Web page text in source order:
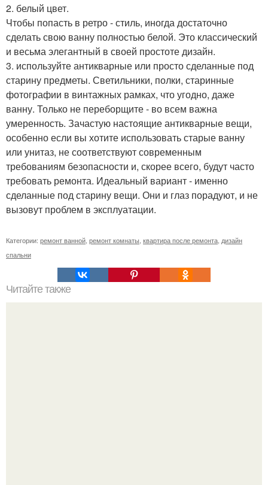
2. белый цвет.
Чтобы попасть в ретро - стиль, иногда достаточно
сделать свою ванну полностью белой. Это классический
и весьма элегантный в своей простоте дизайн.
3. используйте антикварные или просто сделанные под
старину предметы. Светильники, полки, старинные
фотографии в винтажных рамках, что угодно, даже
ванну. Только не переборщите - во всем важна
умеренность. Зачастую настоящие антикварные вещи,
особенно если вы хотите использовать старые ванну
или унитаз, не соответствуют современным
требованиям безопасности и, скорее всего, будут часто
требовать ремонта. Идеальный вариант - именно
сделанные под старину вещи. Они и глаз порадуют, и не
вызовут проблем в эксплуатации.
Категории: ремонт ванной ремонт комнаты квартира после ремонта дизайн
спальни
Читайте также